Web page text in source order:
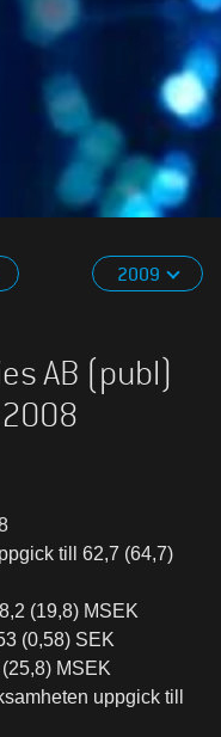
2009
AB (publ)
till 62,7 (64,7)
(19,8) MSEK
(0,58) SEK
MSEK
uppgick till